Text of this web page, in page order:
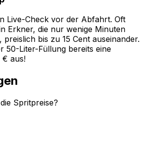
Live-Check vor der Abfahrt. Oft
Erkner, die nur wenige Minuten
preislich bis zu 15 Cent auseinander.
50-Liter-Füllung bereits eine
€ aus!
Spritpreise?